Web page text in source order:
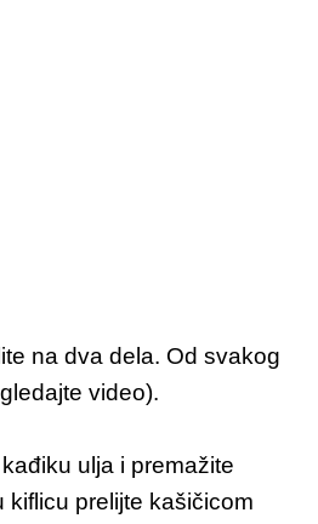
na dva dela. Od svakog
video).
ulja i premažite
kiflicu prelijte kašičicom